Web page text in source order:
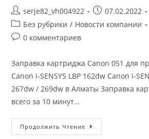
M236dw
/
M236sdw
В
Post
author:
serje82_vh004922
Запись
опубликована:
07.02.2022
Post
category:
Без рубрики / Новости компании
Post0 комментариев
Заправка картриджа Canon 051 для
Canon i-SENSYS LBP 162dw Canon i-
267dw / 269dw в Алматы Заправка
всего за 10 минут…
Продолжить Чтение Заправка
Картриджа